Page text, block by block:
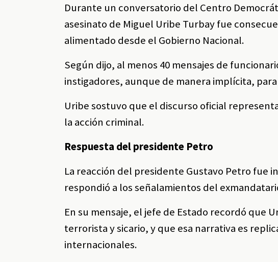
Durante un conversatorio del Centro
asesinato de Miguel Uribe Turbay fue
alimentado desde el Gobierno Nacional.
Según dijo, al menos 40 mensajes de
instigadores, aunque de manera implícita,
Uribe sostuvo que el discurso oficial
la acción criminal.
Respuesta del presidente Petro
La reacción del presidente Gustavo Petro fue
respondió a los señalamientos del
En su mensaje, el jefe de Estado recordó que
terrorista y sicario, y que esa narrativa es
internacionales.